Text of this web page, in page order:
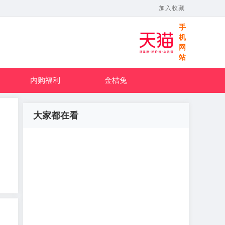
加入收藏
手
机
网
站
内购福利 金桔兔
大家都在看